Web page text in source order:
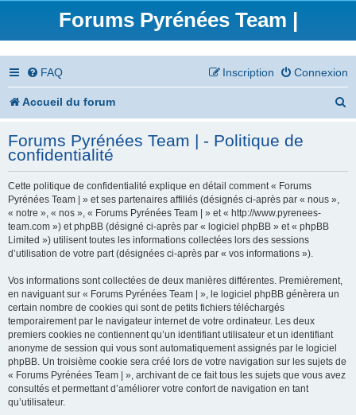
Forums Pyrénées Team |
FAQ Connexion
Inscription
Accueil du forum
h
Forums Pyrénées Team | - Politique de
confidentialité
Cette politique de confidentialité explique en détail comment « Forums
Pyrénées Team | » et ses partenaires affiliés (désignés ci-après par « nous »,
« notre », « nos », « Forums Pyrénées Team | » et « http://www.pyrenees-
team.com ») et phpBB (désigné ci-après par « logiciel phpBB » et « phpBB
Limited ») utilisent toutes les informations collectées lors des sessions
d’utilisation de votre part (désignées ci-après par « vos informations »).
Vos informations sont collectées de deux manières différentes. Premièrement,
en naviguant sur « Forums Pyrénées Team | », le logiciel phpBB génèrera un
certain nombre de cookies qui sont de petits fichiers téléchargés
temporairement par le navigateur internet de votre ordinateur. Les deux
premiers cookies ne contiennent qu’un identifiant utilisateur et un identifiant
anonyme de session qui vous sont automatiquement assignés par le logiciel
phpBB. Un troisième cookie sera créé lors de votre navigation sur les sujets de
« Forums Pyrénées Team | », archivant de ce fait tous les sujets que vous avez
consultés et permettant d’améliorer votre confort de navigation en tant
qu’utilisateur.